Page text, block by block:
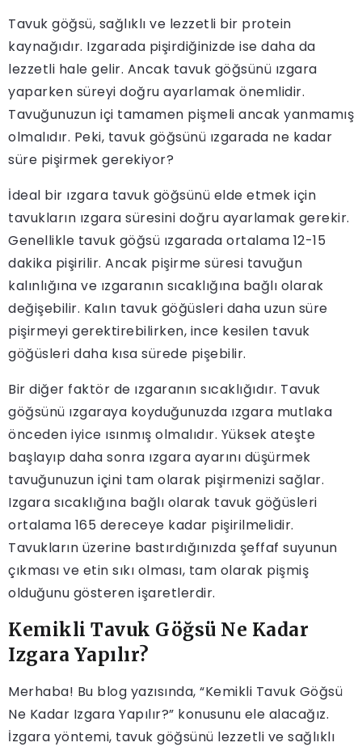
Tavuk göğsü, sağlıklı ve lezzetli bir protein
kaynağıdır. Izgarada pişirdiğinizde ise daha da
lezzetli hale gelir. Ancak tavuk göğsünü ızgara
yaparken süreyi doğru ayarlamak önemlidir.
Tavuğunuzun içi tamamen pişmeli ancak yanmamış
olmalıdır. Peki, tavuk göğsünü ızgarada ne kadar
süre pişirmek gerekiyor?
İdeal bir ızgara tavuk göğsünü elde etmek için
tavukların ızgara süresini doğru ayarlamak gerekir.
Genellikle tavuk göğsü ızgarada ortalama 12-15
dakika pişirilir. Ancak pişirme süresi tavuğun
kalınlığına ve ızgaranın sıcaklığına bağlı olarak
değişebilir. Kalın tavuk göğüsleri daha uzun süre
pişirmeyi gerektirebilirken, ince kesilen tavuk
göğüsleri daha kısa sürede pişebilir.
Bir diğer faktör de ızgaranın sıcaklığıdır. Tavuk
göğsünü ızgaraya koyduğunuzda ızgara mutlaka
önceden iyice ısınmış olmalıdır. Yüksek ateşte
başlayıp daha sonra ızgara ayarını düşürmek
tavuğunuzun içini tam olarak pişirmenizi sağlar.
Izgara sıcaklığına bağlı olarak tavuk göğüsleri
ortalama 165 dereceye kadar pişirilmelidir.
Tavukların üzerine bastırdığınızda şeffaf suyunun
çıkması ve etin sıkı olması, tam olarak pişmiş
olduğunu gösteren işaretlerdir.
Kemikli Tavuk Göğsü Ne Kadar
Izgara Yapılır?
Merhaba! Bu blog yazısında, “Kemikli Tavuk Göğsü
Ne Kadar Izgara Yapılır?” konusunu ele alacağız.
İzgara yöntemi, tavuk göğsünü lezzetli ve sağlıklı